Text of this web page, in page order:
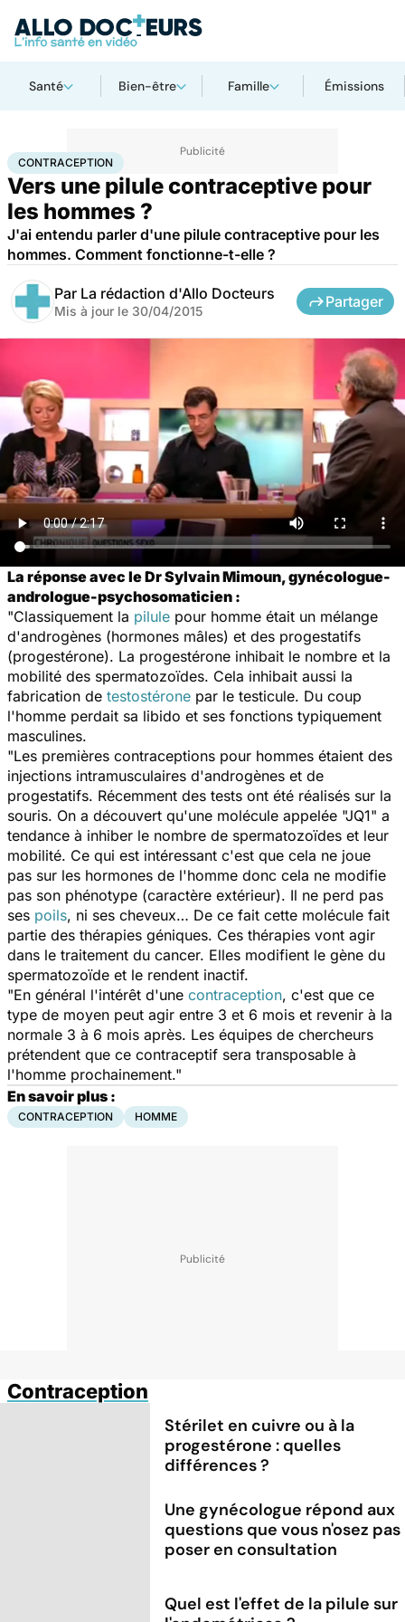
Santé Bien-être Famille Émissions
AccueilSantéContraception
CONTRACEPTION
Vers une pilule contraceptive pour
les hommes ?
J'ai entendu parler d'une pilule contraceptive pour les
hommes. Comment fonctionne-t-elle ?
Par La rédaction d'Allo Docteurs
Mis à jour le 30/04/2015
Partager
La réponse avec le Dr Sylvain Mimoun, gynécologue-
andrologue-psychosomaticien :
"Classiquement la pilule pour homme était un mélange
d'androgènes (hormones mâles) et des progestatifs
(progestérone). La progestérone inhibait le nombre et la
mobilité des spermatozoïdes. Cela inhibait aussi la
fabrication de testostérone par le testicule. Du coup
l'homme perdait sa libido et ses fonctions typiquement
masculines.
"Les premières contraceptions pour hommes étaient des
injections intramusculaires d'androgènes et de
progestatifs. Récemment des tests ont été réalisés sur la
souris. On a découvert qu'une molécule appelée "JQ1" a
tendance à inhiber le nombre de spermatozoïdes et leur
mobilité. Ce qui est intéressant c'est que cela ne joue
pas sur les hormones de l'homme donc cela ne modifie
pas son phénotype (caractère extérieur). Il ne perd pas
ses poils, ni ses cheveux… De ce fait cette molécule fait
partie des thérapies géniques. Ces thérapies vont agir
dans le traitement du cancer. Elles modifient le gène du
spermatozoïde et le rendent inactif.
"En général l'intérêt d'une contraception, c'est que ce
type de moyen peut agir entre 3 et 6 mois et revenir à la
normale 3 à 6 mois après. Les équipes de chercheurs
prétendent que ce contraceptif sera transposable à
l'homme prochainement."
En savoir plus :
CONTRACEPTION HOMME
Contraception
Stérilet en cuivre ou à la
progestérone : quelles
différences ?
Une gynécologue répond aux
questions que vous n'osez pas
poser en consultation
Quel est l'effet de la pilule sur